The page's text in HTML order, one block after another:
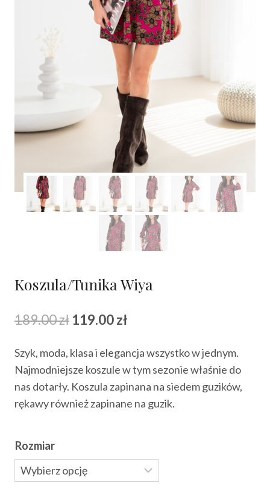
Koszula/Tunika Wiya
189.00zł Pierwotna
wynosiła:
189.00 zł.
119.00zł
wynosi:
119.00 zł.
Szyk, moda, klasa i elegancja wszystko w jednym.
Najmodniejsze koszule w tym sezonie właśnie do
nas dotarły. Koszula zapinana na siedem guzików,
rękawy również zapinane na guzik.
Rozmiar